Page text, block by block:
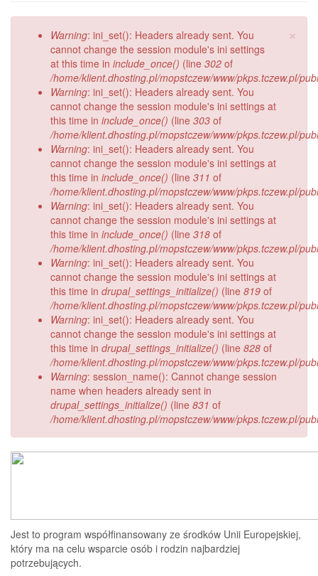
×
Komunikat
błędzie
Warning: ini_set(): Headers already sent. You
cannot change the session module's ini settings
at this time in include_once() (line 302 of
/home/klient.dhosting.pl/mopstczew/www/pkps.tczew.pl/
Warning: ini_set(): Headers already sent. You
cannot change the session module's ini settings at
this time in include_once() (line 303 of
/home/klient.dhosting.pl/mopstczew/www/pkps.tczew.pl/
Warning: ini_set(): Headers already sent. You
cannot change the session module's ini settings at
this time in include_once() (line 311 of
/home/klient.dhosting.pl/mopstczew/www/pkps.tczew.pl/
Warning: ini_set(): Headers already sent. You
cannot change the session module's ini settings at
this time in include_once() (line 318 of
/home/klient.dhosting.pl/mopstczew/www/pkps.tczew.pl/
Warning: ini_set(): Headers already sent. You
cannot change the session module's ini settings at
this time in drupal_settings_initialize() (line 819 of
/home/klient.dhosting.pl/mopstczew/www/pkps.tczew.pl/
Warning: ini_set(): Headers already sent. You
cannot change the session module's ini settings at
this time in drupal_settings_initialize() (line 828 of
/home/klient.dhosting.pl/mopstczew/www/pkps.tczew.pl/
Warning: session_name(): Cannot change session
name when headers already sent in
drupal_settings_initialize() (line 831 of
/home/klient.dhosting.pl/mopstczew/www/pkps.tczew.pl/
Jest to program współfinansowany ze środków Unii Europejskiej,
który ma na celu wsparcie osób i rodzin najbardziej
potrzebujących.